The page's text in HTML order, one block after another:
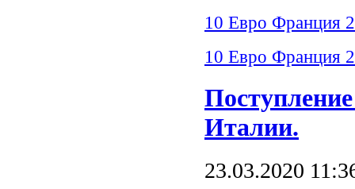
10 Евро Франция
10 Евро Франция
Италии.
23.03.2020